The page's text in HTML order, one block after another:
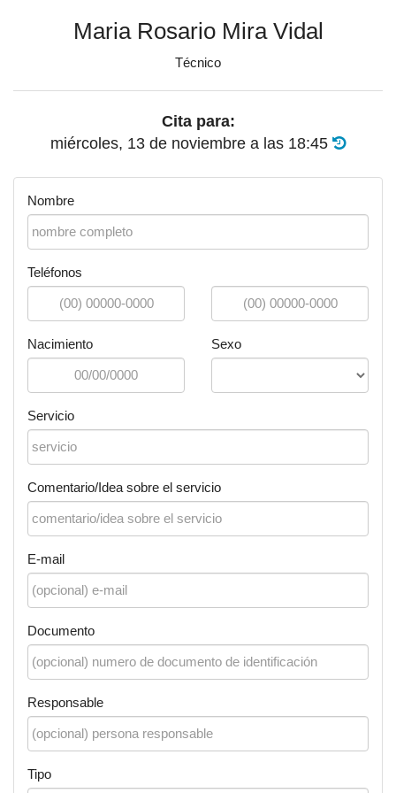
Maria Rosario Mira Vidal
Técnico
Cita para:
miércoles, 13 de noviembre a las 18:45
Nombre
Teléfonos
Nacimiento Sexo
Servicio
Comentario/Idea sobre el servicio
E-mail
Documento
Responsable
Tipo